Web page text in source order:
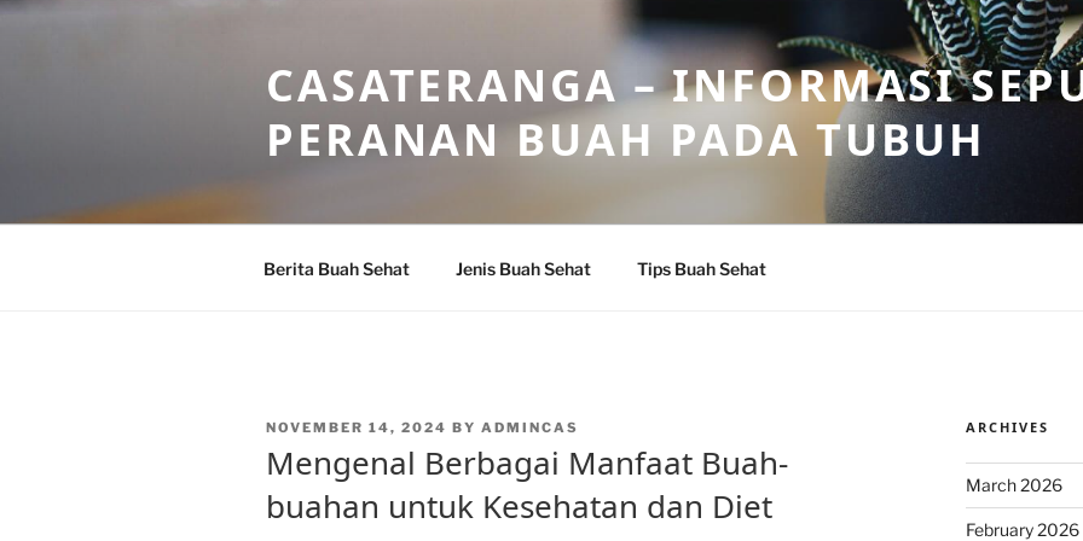
Skip
CASATERANGA – INFORMASI
PERANAN BUAH PADA TUBUH
Berita Buah Sehat Jenis Buah Sehat Tips Buah Sehat
POSTED
NOVEMBER 14, 2024 BY ADMINCAS
Mengenal Berbagai Manfaat Buah-
buahan untuk Kesehatan dan Diet
ARCHIVES
March 2026
February 2026